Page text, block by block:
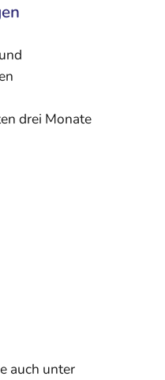
drei Monate
auch unter